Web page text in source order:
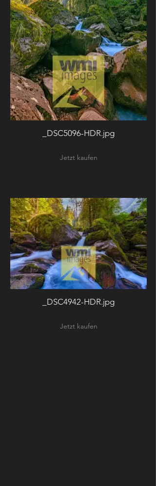
_DSC5096-HDR.jpg
Jetzt kaufen
_DSC4942-HDR.jpg
Jetzt kaufen